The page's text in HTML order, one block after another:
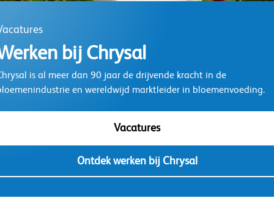
bij Chrysal
is al meer dan 90 jaar de drijvende kracht in de
en wereldwijd marktleider in bloemenvoeding.
Vacatures
Ontdek werken bij Chrysal